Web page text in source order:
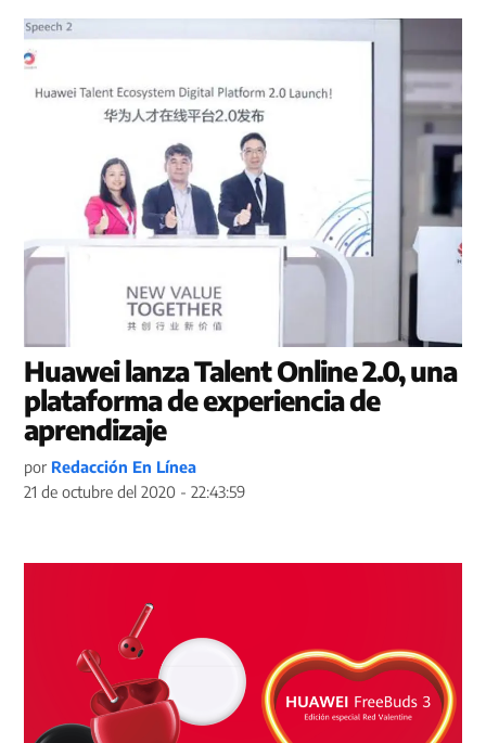
Huawei lanza Talent Online 2.0, una
plataforma de experiencia de
aprendizaje
por Redacción En Línea
21 de octubre del 2020 - 22:43:59